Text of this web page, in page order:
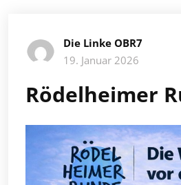
Die Linke OBR7
19. Januar 2026
Rödelheimer